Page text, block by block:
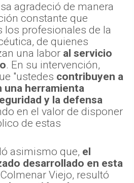
agradeció de manera
constante que
los profesionales de la
de quienes
una labor al servicio
. En su intervención,
"ustedes contribuyen a
una herramienta
y la defensa
en el valor de disponer
de estas
asimismo que, el
desarrollado en esta
Viejo, resultó